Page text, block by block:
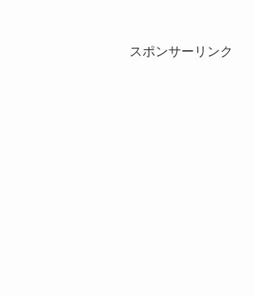
スポンサーリンク